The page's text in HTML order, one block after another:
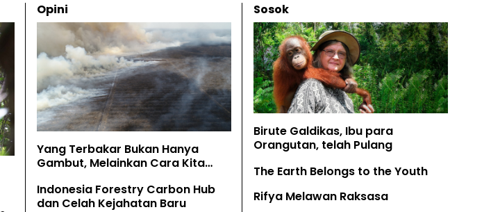
Opini
Yang Terbakar Bukan Hanya
Gambut, Melainkan Cara Kita
Indonesia Forestry Carbon Hub
dan Celah Kejahatan Baru
Sosok
Birute Galdikas, Ibu para
Orangutan, telah Pulang
The Earth Belongs to the Youth
Rifya Melawan Raksasa